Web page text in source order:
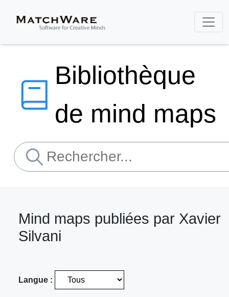
Bibliothèque
de mind maps
Mind maps publiées par Xavier
Silvani
Langue :